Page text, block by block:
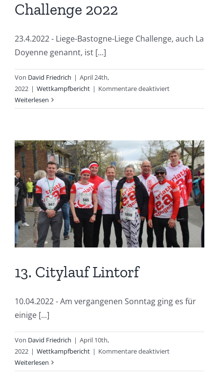
Challenge 2022
23.4.2022 - Liege-Bastogne-Liege Challenge, auch La
Doyenne genannt, ist [...]
Von David Friedrich | April 24th,
2022 | Wettkampfbericht | Kommentare deaktiviertfür
Bastogne-
2022
Weiterlesen
13. Citylauf Lintorf
10.04.2022 - Am vergangenen Sonntag ging es für
einige [...]
Von David Friedrich | April 10th,
2022 | Wettkampfbericht | Kommentare deaktiviertfür
Citylauf
Weiterlesen